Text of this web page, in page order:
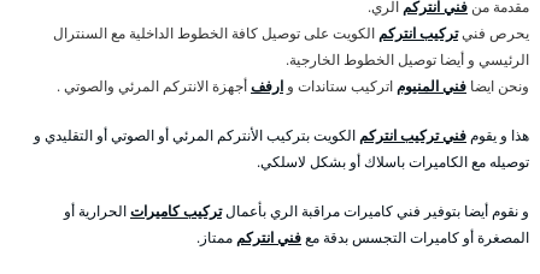
مقدمة من فني انتركم الري.
يحرص فنيتركيب انتركم الكويت على توصيل كافة الخطوط الداخلية مع السنترال
الرئيسي و أيضا توصيل الخطوط الخارجية.
ونحن ايضا فني المنيوماتركيب ستاندات و ارففأجهزة الانتركم المرئي والصوتي .
هذا و يقوم فني تركيب انتركم الكويت بتركيب الأنتركم المرئي أو الصوتي أو التقليدي و
توصيله مع الكاميرات باسلاك أو بشكل لاسلكي.
و نقوم أيضا بتوفير فني كاميرات مراقبة الري بأعمالتركيب كاميراتالحرارية أو
المصغرة أو كاميرات التجسس بدقة معفني انتركمممتاز.